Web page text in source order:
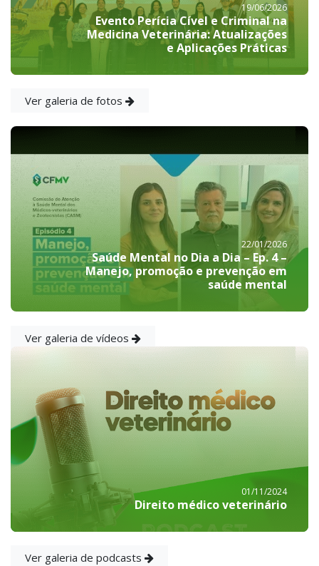
19/06/2026
Evento Perícia Cível e Criminal na
Medicina Veterinária: Atualizações
e Aplicações Práticas
Ver galeria de fotos
22/01/2026
Saúde Mental no Dia a Dia – Ep. 4 –
Manejo, promoção e prevenção em
saúde mental
Ver galeria de vídeos
01/11/2024
Direito médico veterinário
Ver galeria de podcasts